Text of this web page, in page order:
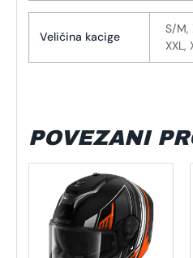
Veličina kacige
S/M,
XXL,
POVEZANI
proizvod
ima
više
varijanti.